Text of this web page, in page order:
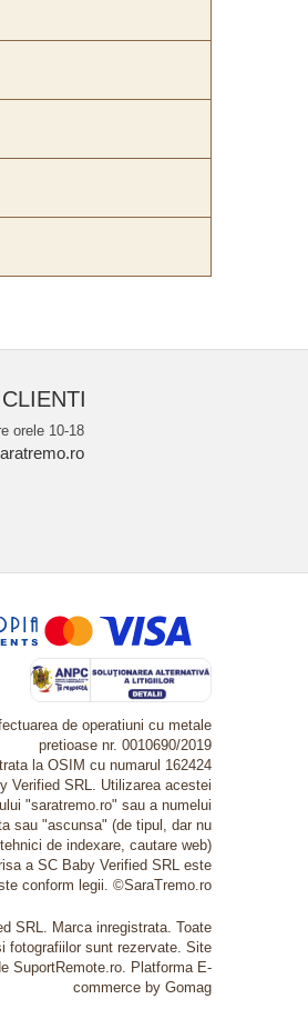
orele 10-18
de operatiuni cu metale
pretioase nr. 0010690/2019
la OSIM cu numarul 162424
Verified SRL. Utilizarea acestei
"saratremo.ro" sau a numelui
sau "ascunsa" (de tipul, dar nu
de indexare, cautare web)
a SC Baby Verified SRL este
conform legii. ©SaraTremo.ro
SRL. Marca inregistrata. Toate
fotografiilor sunt rezervate. Site
SuportRemote.ro. Platforma E-
commerce by Gomag